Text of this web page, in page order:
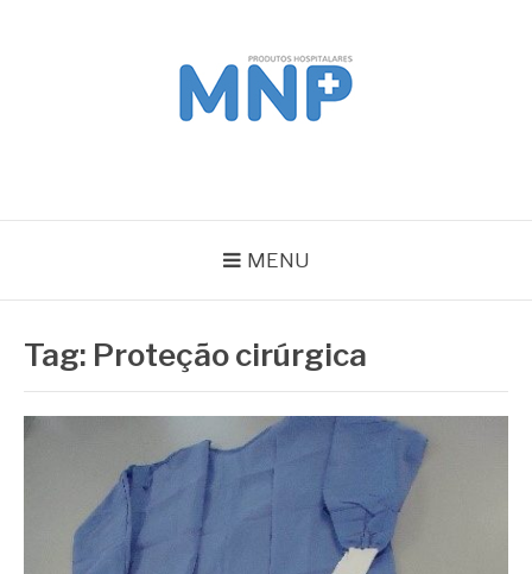
MENU
Tag: Proteção cirúrgica